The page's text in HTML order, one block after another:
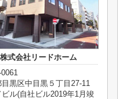
株式会社リードホーム
黒区中目黒５丁目27-11
ビル(自社ビル2019年1月竣